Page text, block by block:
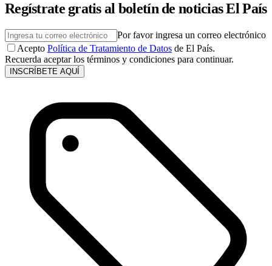
Regístrate gratis al boletín de noticias El País
Por favor ingresa un correo electrónico
Acepto Política de Tratamiento de Datos de El País.
Recuerda aceptar los términos y condiciones para continuar.
INSCRÍBETE AQUÍ